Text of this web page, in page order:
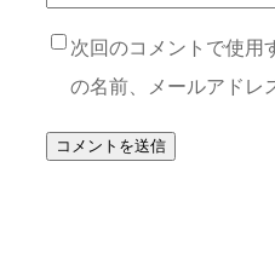
次回のコメントで使用
の名前、メールアドレ